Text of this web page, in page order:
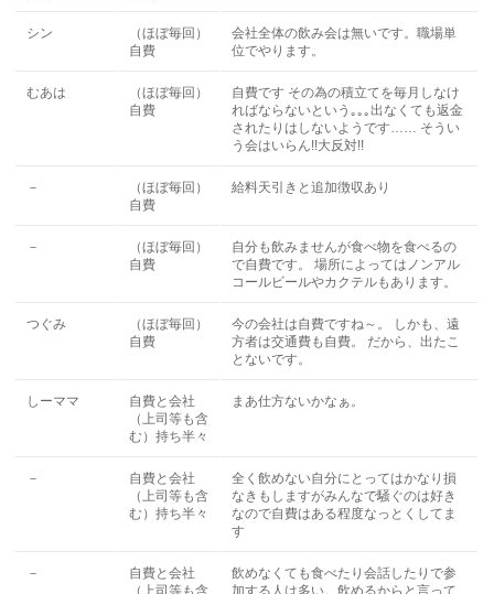
シン
（ほぼ毎回）
自費
会社全体の飲み会は無いです。職場単
位でやります。
むあは
（ほぼ毎回）
自費
自費です その為の積立てを毎月しなけ
ればならないという｡｡｡出なくても返金
されたりはしないようです…… そうい
う会はいらん!!大反対!!
－
（ほぼ毎回）
自費
給料天引きと追加徴収あり
－
（ほぼ毎回）
自費
自分も飲みませんが食べ物を食べるの
で自費です。 場所によってはノンアル
コールビールやカクテルもあります。
つぐみ
（ほぼ毎回）
自費
今の会社は自費ですね～。 しかも、遠
方者は交通費も自費。 だから、出たこ
とないです。
しーママ
自費と会社
（上司等も含
む）持ち半々
まあ仕方ないかなぁ。
－
自費と会社
（上司等も含
む）持ち半々
全く飲めない自分にとってはかなり損
なきもしますがみんなで騒ぐのは好き
なので自費はある程度なっとくしてま
す
－
自費と会社
（上司等も含
飲めなくても食べたり会話したりで参
加する人は多い。飲めるからと言って